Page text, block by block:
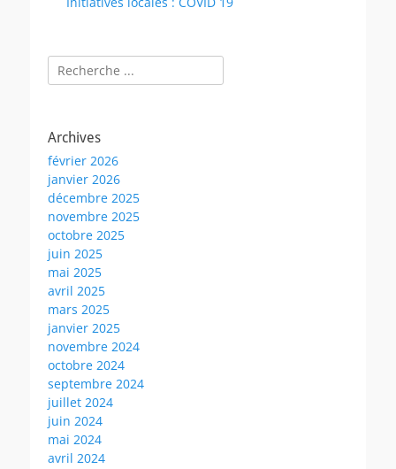
Rechercher :
Archives
février 2026
janvier 2026
décembre 2025
novembre 2025
octobre 2025
juin 2025
mai 2025
avril 2025
mars 2025
janvier 2025
novembre 2024
octobre 2024
septembre 2024
juillet 2024
juin 2024
mai 2024
avril 2024